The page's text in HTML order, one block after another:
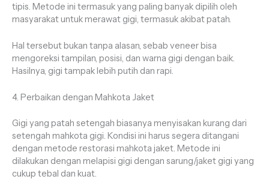
tipis. Metode ini termasuk yang paling banyak dipilih oleh
masyarakat untuk merawat gigi, termasuk akibat patah.
Hal tersebut bukan tanpa alasan, sebab veneer bisa
mengoreksi tampilan, posisi, dan warna gigi dengan baik.
Hasilnya, gigi tampak lebih putih dan rapi.
4. Perbaikan dengan Mahkota Jaket
Gigi yang patah setengah biasanya menyisakan kurang dari
setengah mahkota gigi. Kondisi ini harus segera ditangani
dengan metode restorasi mahkota jaket. Metode ini
dilakukan dengan melapisi gigi dengan sarung/jaket gigi yang
cukup tebal dan kuat.